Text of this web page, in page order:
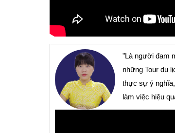
"Là người đam
những Tour du
thực sự ý
làm việc hiệu